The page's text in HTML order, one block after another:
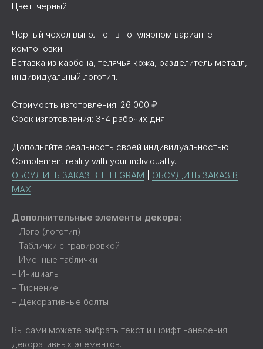
Цвет: черный
Черный чехол выполнен в популярном варианте
компоновки.
Вставка из карбона, телячья кожа, разделитель металл,
индивидуальный логотип.
Стоимость изготовления: 26 000 ₽
Срок изготовления: 3-4 рабочих дня
Дополняйте реальность своей индивидуальностью.
Complement reality with your individuality.
ОБСУДИТЬ ЗАКАЗ В TELEGRAM
ОБСУДИТЬ ЗАКАЗ В
MAX
Дополнительные элементы декора:
– Лого (логотип)
– Таблички с гравировкой
– Именные таблички
– Инициалы
– Тиснение
– Декоративные болты
Вы сами можете выбрать текст и шрифт нанесения
декоративных элементов.